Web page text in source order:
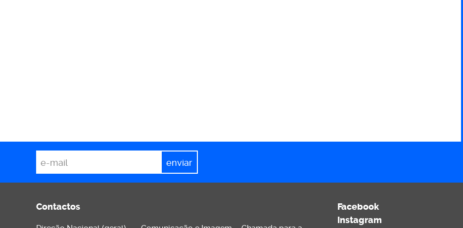
*
Contactos
Facebook
Instagram